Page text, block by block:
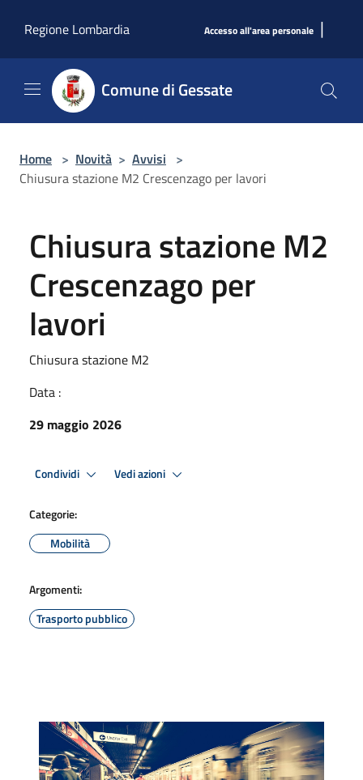
Regione Lombardia
Accesso all'area personale |
Comune di Gessate
Home > Novità > Avvisi >
Chiusura stazione M2 Crescenzago per lavori
Chiusura stazione M2
Crescenzago per
lavori
Chiusura stazione M2
Data :
29 maggio 2026
Condividi Vedi azioni
Categorie:
Mobilità
Argomenti:
Trasporto pubblico